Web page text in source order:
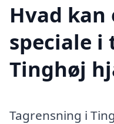
Hvad
speciale i
Tinghøj
Tagrensning i